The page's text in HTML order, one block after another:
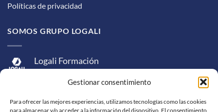
Gestionar consentimiento
Para ofrecer las mejores experiencias, utilizamos tecnologías como las cookies
para almacenar y/o acceder a la información del dispositivo. El consentimiento
Políticas de privacidad
SOMOS GRUPO LOGALI
Logali Formación
Logali Consultoría
Logali Ingeniería